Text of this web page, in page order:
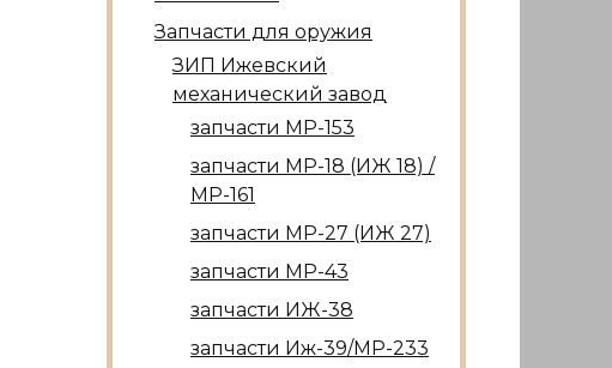
Запчасти для оружия
ЗИП Ижевский
механический завод
запчасти МР-153
запчасти МР-18 (ИЖ 18) /
МР-161
запчасти МР-27 (ИЖ 27)
запчасти МР-43
запчасти ИЖ-38
запчасти Иж-39/МР-233